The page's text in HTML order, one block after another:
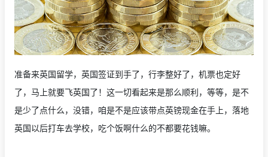
准备来英国留学，英国签证到手了，行李整好了，机票也定好
了，马上就要飞英国了！这一切看起来是那么顺利，等等，是不
是少了点什么，没错，咱是不是应该带点英镑现金在手上，落地
英国以后打车去学校，吃个饭啊什么的不都要花钱嘛。